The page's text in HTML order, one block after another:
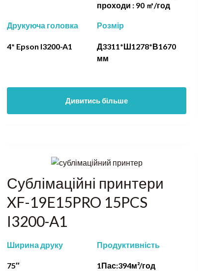
проходи : 90 ㎡/год
Друкуюча головка
4* Epson I3200-A1
Розмір
Д3311*Ш1278*В1670
мм
Дивитись більше
Сублімаційні принтери
XF-19E15PRO 15PCS
I3200-A1
Ширина друку
75″
Продуктивність
1Пас:394м²/год